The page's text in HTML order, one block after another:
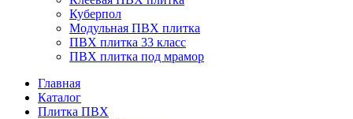
Куберпол
Модульная ПВХ плитка
ПВХ плитка 33 класс
ПВХ плитка под мрамор
Главная
Каталог
Плитка ПВХ